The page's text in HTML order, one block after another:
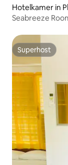
Hotelkamer in
Seabreeze
Superhost
Superhost